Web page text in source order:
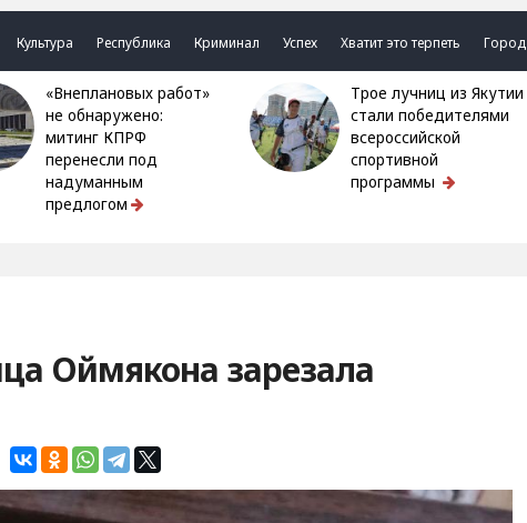
Культура Республика Криминал Успех Хватит это терпеть Город
«Внеплановых работ»
не обнаружено:
митинг КПРФ
перенесли под
надуманным
предлогом
Трое лучниц из Якутии
стали победителями
всероссийской
спортивной
программы
Оймякона зарезала